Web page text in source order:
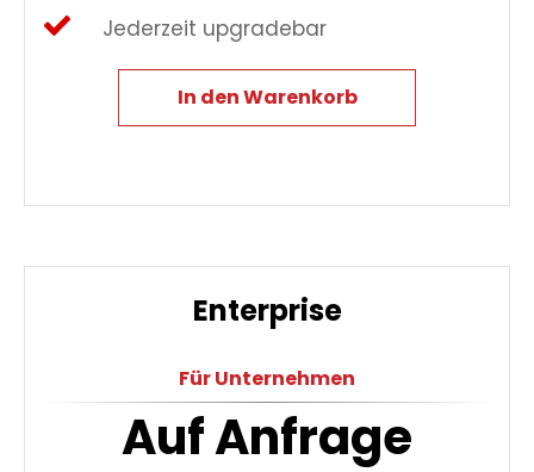
Jederzeit upgradebar
In den Warenkorb
Enterprise
Für Unternehmen
Auf Anfrage